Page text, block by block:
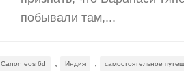
побывали там,...
Canon eos 6d , Индия , самостоятельное